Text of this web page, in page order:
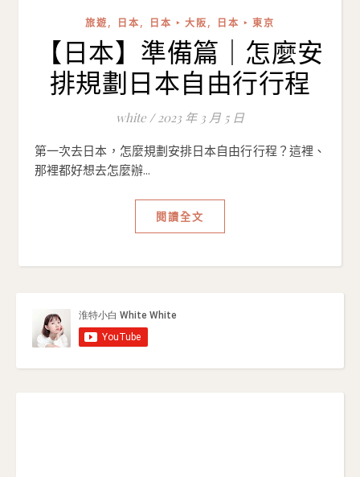
旅遊, 日本, 日本 ‣ 大阪, 日本 ‣ 東京
【日本】準備篇｜怎麼安
排規劃日本自由行行程
white / 2023 年 3 月 5 日
第一次去日本，怎麼規劃安排日本自由行行程？這裡、
那裡都好想去怎麼辦...
閱讀全文